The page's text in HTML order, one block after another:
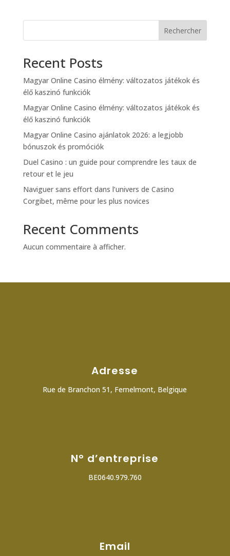
Rechercher
Recent Posts
Magyar Online Casino élmény: változatos játékok és
élő kaszinó funkciók
Magyar Online Casino élmény: változatos játékok és
élő kaszinó funkciók
Magyar Online Casino ajánlatok 2026: a legjobb
bónuszok és promóciók
Duel Casino : un guide pour comprendre les taux de
retour et le jeu
Naviguer sans effort dans l’univers de Casino
Corgibet, même pour les plus novices
Recent Comments
Aucun commentaire à afficher.
Adresse
Rue de Branchon 51, Fernelmont, Belgique
N° d’entreprise
BE0640.979.760
Email